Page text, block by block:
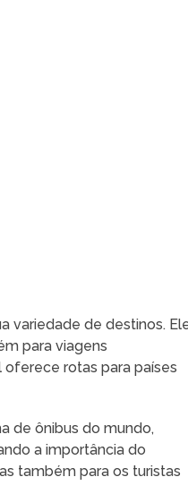
variedade de destinos.
para viagens
oferece rotas para países
de ônibus do mundo,
a importância do
também para os turistas